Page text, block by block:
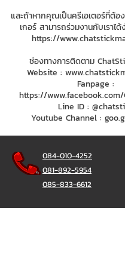
และถ้าหากคุณเป็นครีเอเตอร์ที่ต้อ
เกอร์ สามารถร่วมงานกับเราไ
https://
ช่องทางการติดตาม
Website :
Fanpage :
https://www.facebook.com/
Line ID :
Youtube Channel :
084-010-4252
081-892-5954
085-833-6612